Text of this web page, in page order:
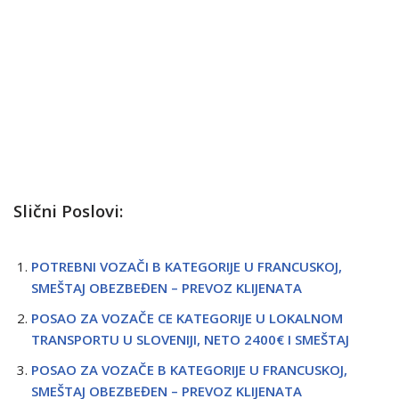
Slični Poslovi:
POTREBNI VOZAČI B KATEGORIJE U FRANCUSKOJ,
SMEŠTAJ OBEZBEĐEN – PREVOZ KLIJENATA
POSAO ZA VOZAČE CE KATEGORIJE U LOKALNOM
TRANSPORTU U SLOVENIJI, NETO 2400€ I SMEŠTAJ
POSAO ZA VOZAČE B KATEGORIJE U FRANCUSKOJ,
SMEŠTAJ OBEZBEĐEN – PREVOZ KLIJENATA